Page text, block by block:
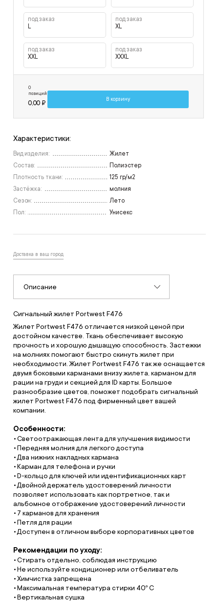
под заказ
L
под заказ
XL
под заказ
XXL
под заказ
XXXL
0
позиций
0,00 ₽
В корзину
Характеристики:
Вид изделия:
Жилет
Состав:
Полиэстер
Плотность ткани:
125 гр/м2
Застёжка:
молния
Сезон:
Лето
Пол:
Унисекс
Доставка в ваш город
Описание
Сигнальный жилет Portwest F476
Жилет Portwest F476 отличается низкой ценой при
достойном качестве. Ткань обеспечивает высокую
прочность и хорошую дышащую способность. Застежки
на молниях помогают быстро скинуть жилет при
необходимости. Жилет Portwest F476 так же оснащается
двумя боковыми карманами внизу жилета, карманом для
рации на груди и секцией для ID карты. Большое
разнообразие цветов, поможет подобрать сигнальный
жилет Portwest F476 под фирменный цвет вашей
компании.
Особенности:
Светоотражающая лента для улучшения видимости
Передняя молния для легкого доступа
Два нижних накладных кармана
Карман для телефона и ручки
D-кольцо для ключей или идентификационных карт
Двойной держатель удостоверений личности
позволяет использовать как портретное, так и
альбомное отображение удостоверений личности
7 карманов для хранения
Петля для рации
Доступен в отличном выборе корпоративных цветов
Рекомендации по уходу:
Стирать отдельно, соблюдая инструкцию
Не используйте кондиционер или отбеливатель
Химчистка запрещена
Максимальная температура стирки 40º С
Вертикальная сушка